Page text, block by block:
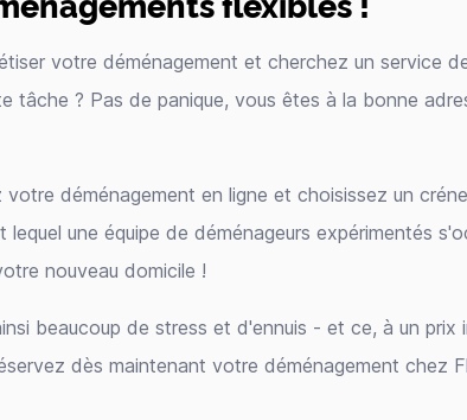
votre déménagement et cherchez un service de
tâche ? Pas de panique, vous êtes à la bonne
votre déménagement en ligne et choisissez un
lequel une équipe de déménageurs expérimentés
nouveau domicile !
beaucoup de stress et d'ennuis - et ce, à un prix
dès maintenant votre déménagement chez